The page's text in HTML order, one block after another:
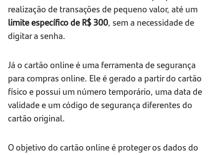
realização de transações de pequeno valor, até um
limite específico de R$ 300, sem a necessidade de
digitar a senha.
Já o cartão online é uma ferramenta de segurança
para compras online. Ele é gerado a partir do cartão
físico e possui um número temporário, uma data de
validade e um código de segurança diferentes do
cartão original.
O objetivo do cartão online é proteger os dados do